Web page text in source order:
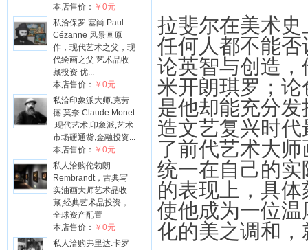
本店售价： ￥0元
私洽保罗.塞尚 Paul
Cézanne 风景画原
作，现代艺术之父，现
代绘画之父 艺术品收
藏投资 优...
本店售价： ￥0元
私洽印象派大师,克劳
德.莫奈 Claude Monet
,现代艺术,印象派,艺术
市场硬通货,金融投资...
本店售价： ￥0元
私人洽购伦勃朗
Rembrandt，古典写
实油画大师艺术品收
藏,经典艺术品投资，
全球资产配置
本店售价： ￥0元
私人洽购弗里达.卡罗
拉斐尔在美术
任何人都不能
论英智与创造
米开朗琪罗；
是他却能充分
造文艺复兴时
了前代艺术大
统一在自己的
的表现上，具
使他成为一位
化的美之调和